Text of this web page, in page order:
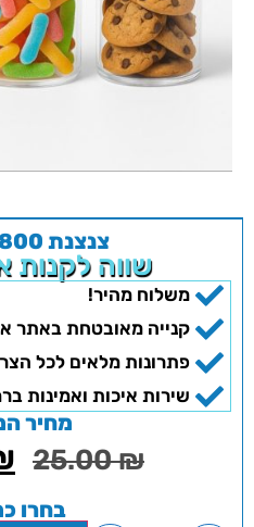
צנצנת 800 מ"ל ANI
שווה לקנות
משלוח מהיר!
קנייה מאובטחת באתר
פתרונות מלאים לכל
שירות איכות ואמינות
מחיר
25.00₪
בחרו